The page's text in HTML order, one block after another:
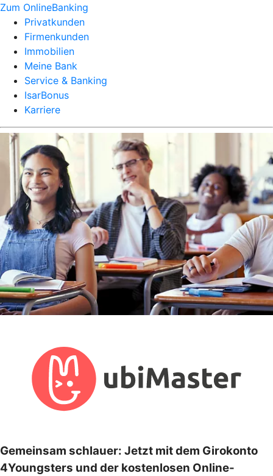
Zum OnlineBanking
Privatkunden
Firmenkunden
Immobilien
Meine Bank
Service & Banking
IsarBonus
Karriere
Gemeinsam schlauer: Jetzt mit dem Girokonto
4Youngsters und der kostenlosen Online-